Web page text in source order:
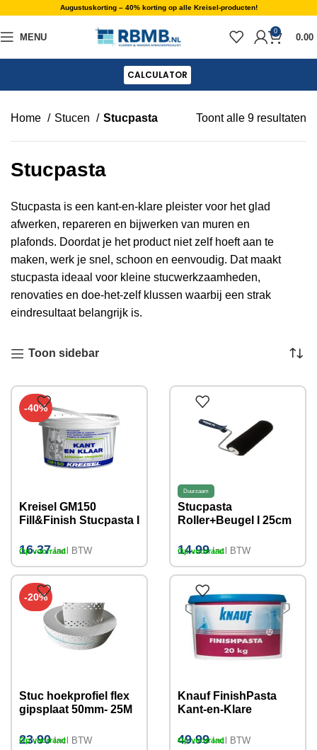
Augustuskorting – 40% korting op alle Kreisel-producten!
MENU
0
0.00
CALCULATOR
Home Stucen Stucpasta Toont alle 9 resultaten
Stucpasta
Stucpasta is een kant-en-klare pleister voor het glad
afwerken, repareren en bijwerken van muren en
plafonds. Doordat je het product niet zelf hoeft aan te
maken, werk je snel, schoon en eenvoudig. Dat maakt
stucpasta ideaal voor kleine stucwerkzaamheden,
renovaties en doe-het-zelf klussen waarbij een strak
eindresultaat belangrijk is.
Toon sidebar
-40%
Kreisel GM150
Fill&Finish Stucpasta I
16.37 Incl BTW
Op voorraad
Duurzaam
Stucpasta
Roller+Beugel I 25cm
14.99 Incl BTW
Op voorraad
-20%
Stuc hoekprofiel flex
gipsplaat 50mm- 25M
23.90 Incl BTW
Op voorraad
Knauf FinishPasta
Kant-en-Klare
20kg
49.99 Incl BTW
Op voorraad